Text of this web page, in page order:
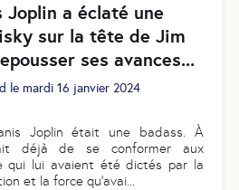
Joplin a éclaté une
sur la tête de Jim
ses avances...
le mardi 16 janvier 2024
Joplin était une badass. À
déjà de se conformer aux
qui lui avaient été dictés par la
et la force qu’avai